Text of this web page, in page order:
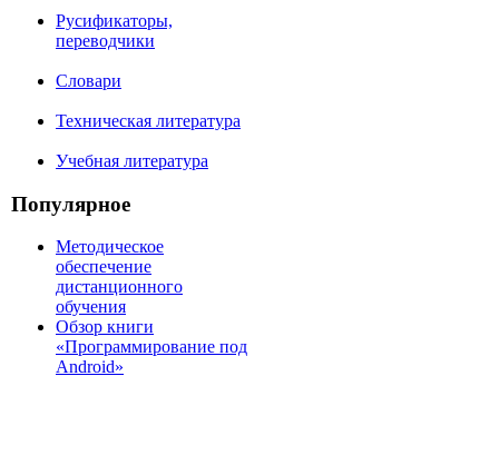
Русификаторы,
переводчики
Словари
Техническая литература
Учебная литература
Популярное
Методическое
обеспечение
дистанционного
обучения
Обзор книги
«Программирование под
Android»